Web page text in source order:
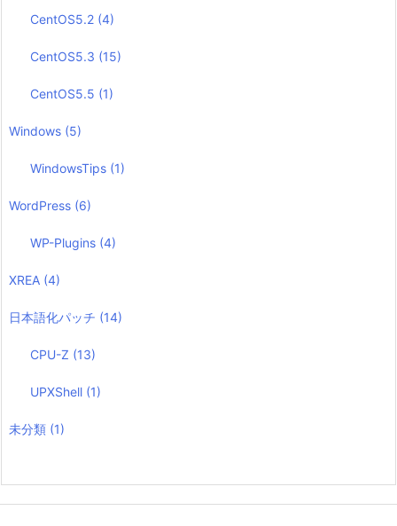
CentOS5.2 (4)
CentOS5.3 (15)
CentOS5.5 (1)
Windows (5)
WindowsTips (1)
WordPress (6)
WP-Plugins (4)
XREA (4)
日本語化パッチ (14)
CPU-Z (13)
UPXShell (1)
未分類 (1)